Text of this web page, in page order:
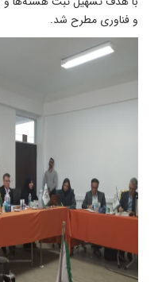
و فناوری مطرح شد.